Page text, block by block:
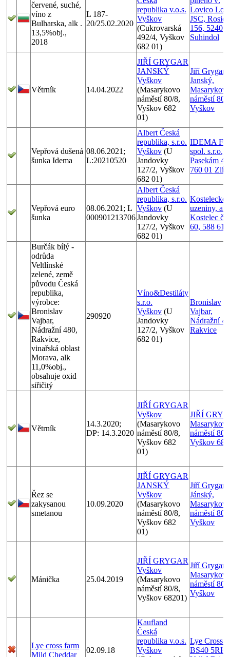
červené, suché,
víno z
Bulharska, alk .
13,5%obj.,
2018
L 187-
20/25.02.2020
republika v.o.s.
Vyškov
(Cukrovarská
492/4, Vyškov
682 01)
Lovico
JSC, Rosica
156, 5240
Suhindol
Větrník 14.04.2022
JIŘÍ GRYGAR
JANSKÝ
Vyškov
(Masarykovo
náměstí 80/8,
Vyškov 682
01)
Jiří Grygar
Janský,
Masarykovo
náměstí 80/
Vyškov
Vepřová dušená
šunka Idema
08.06.2021;
L:20210520
Albert Česká
republika, s.r.o.
Vyškov (U
Jandovky
127/2, Vyškov
682 01)
IDEMA
spol. s.r.o.,
Pasekám
760 01 Zlín
Vepřová euro
šunka
08.06.2021; L
000901213706
Albert Česká
republika, s.r.o.
Vyškov (U
Jandovky
127/2, Vyškov
682 01)
Kostelecké
uzeniny,
Kostelec
60, 588 61
Burčák bílý -
odrůda
Veltlínské
zelené, země
původu Česká
republika,
výrobce:
Bronislav
Vajbar,
Nádražní 480,
Rakvice,
vinařská oblast
Morava, alk
11,0%obj.,
obsahuje oxid
siřičitý
290920
Víno&Destiláty
s.r.o.
Vyškov (U
Jandovky
127/2, Vyškov
682 01)
Bronislav
Vajbar,
Nádražní
Rakvice
Větrník
14.3.2020;
DP: 14.3.2020
JIŘÍ GRYGAR
Vyškov
(Masarykovo
náměstí 80/8,
Vyškov 682
01)
JIŘÍ
Masarykovo
náměstí 80/
Vyškov
Řez se
zakysanou
smetanou
10.09.2020
JIŘÍ GRYGAR
JANSKÝ
Vyškov
(Masarykovo
náměstí 80/8,
Vyškov 682
01)
Jiří Grygar
Jánský,
Masarykovo
náměstí 80/
Vyškov
Mánička 25.04.2019
JIŘÍ GRYGAR
Vyškov
(Masarykovo
náměstí 80/8,
Vyškov 68201)
Jiří Grygar,
Masarykovo
náměstí 80/
Vyškov
Lye cross farm
Mild Cheddar
02.09.18
Kaufland
Česká
republika v.o.s.
Vyškov
Lye Cross
BS40 5RH,